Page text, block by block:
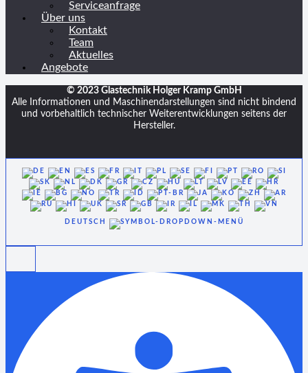
Serviceanfrage
Über uns
Kontakt
Team
Aktuelles
Angebote
© 2023 Glastechnik Holger Kramp GmbH
Alle Informationen und Maschinendarstellungen sind nicht bindend
und vorbehaltlich technischer Weiterentwicklungen seitens der
Hersteller.
DEUTSCH